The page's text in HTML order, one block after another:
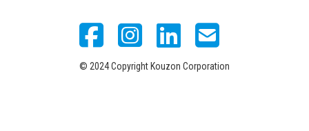
© 2024 Copyright Kouzon Corporation